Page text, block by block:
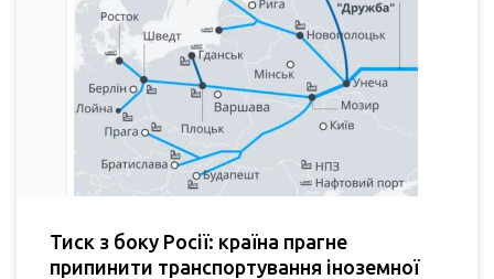
Тиск з боку Росії: країна прагне
припинити транспортування іноземної